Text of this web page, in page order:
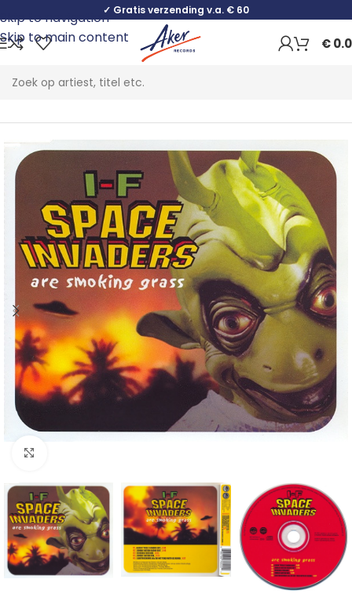
Skip to navigation
Skip to main content
✓ Gratis verzending v.a. € 60
€
Home Electronic